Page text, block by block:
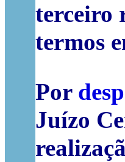
terceiro
termos
Por
Juízo